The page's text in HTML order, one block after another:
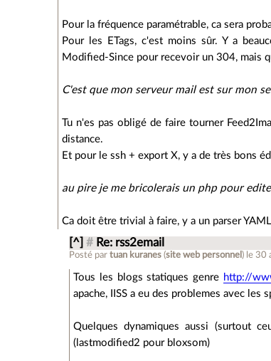
Pour la fréquence paramétrable, ca sera
Pour les ETags, c'est moins sûr. Y a
Modified-Since pour recevoir un 304, mais
C'est que mon serveur mail est sur mon
Tu n'es pas obligé de faire tourner
distance.
Et pour le ssh + export X, y a de très bons
au pire je me bricolerais un php pour
Ca doit être trivial à faire, y a un parser
[^] # Re: rss2email
Posté partuan kuranes (site web personnel ) le 30
Tous les blogs statiques genre http://
apache, IISS a eu des problemes avec les
Quelques dynamiques aussi (surtout
(lastmodified2 pour bloxsom)